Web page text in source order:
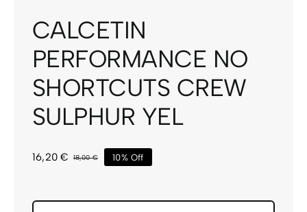
CALCETIN
PERFORMANCE NO
SHORTCUTS CREW
SULPHUR YEL
18,00€El
era:
16,20€
El
es:
10% Off